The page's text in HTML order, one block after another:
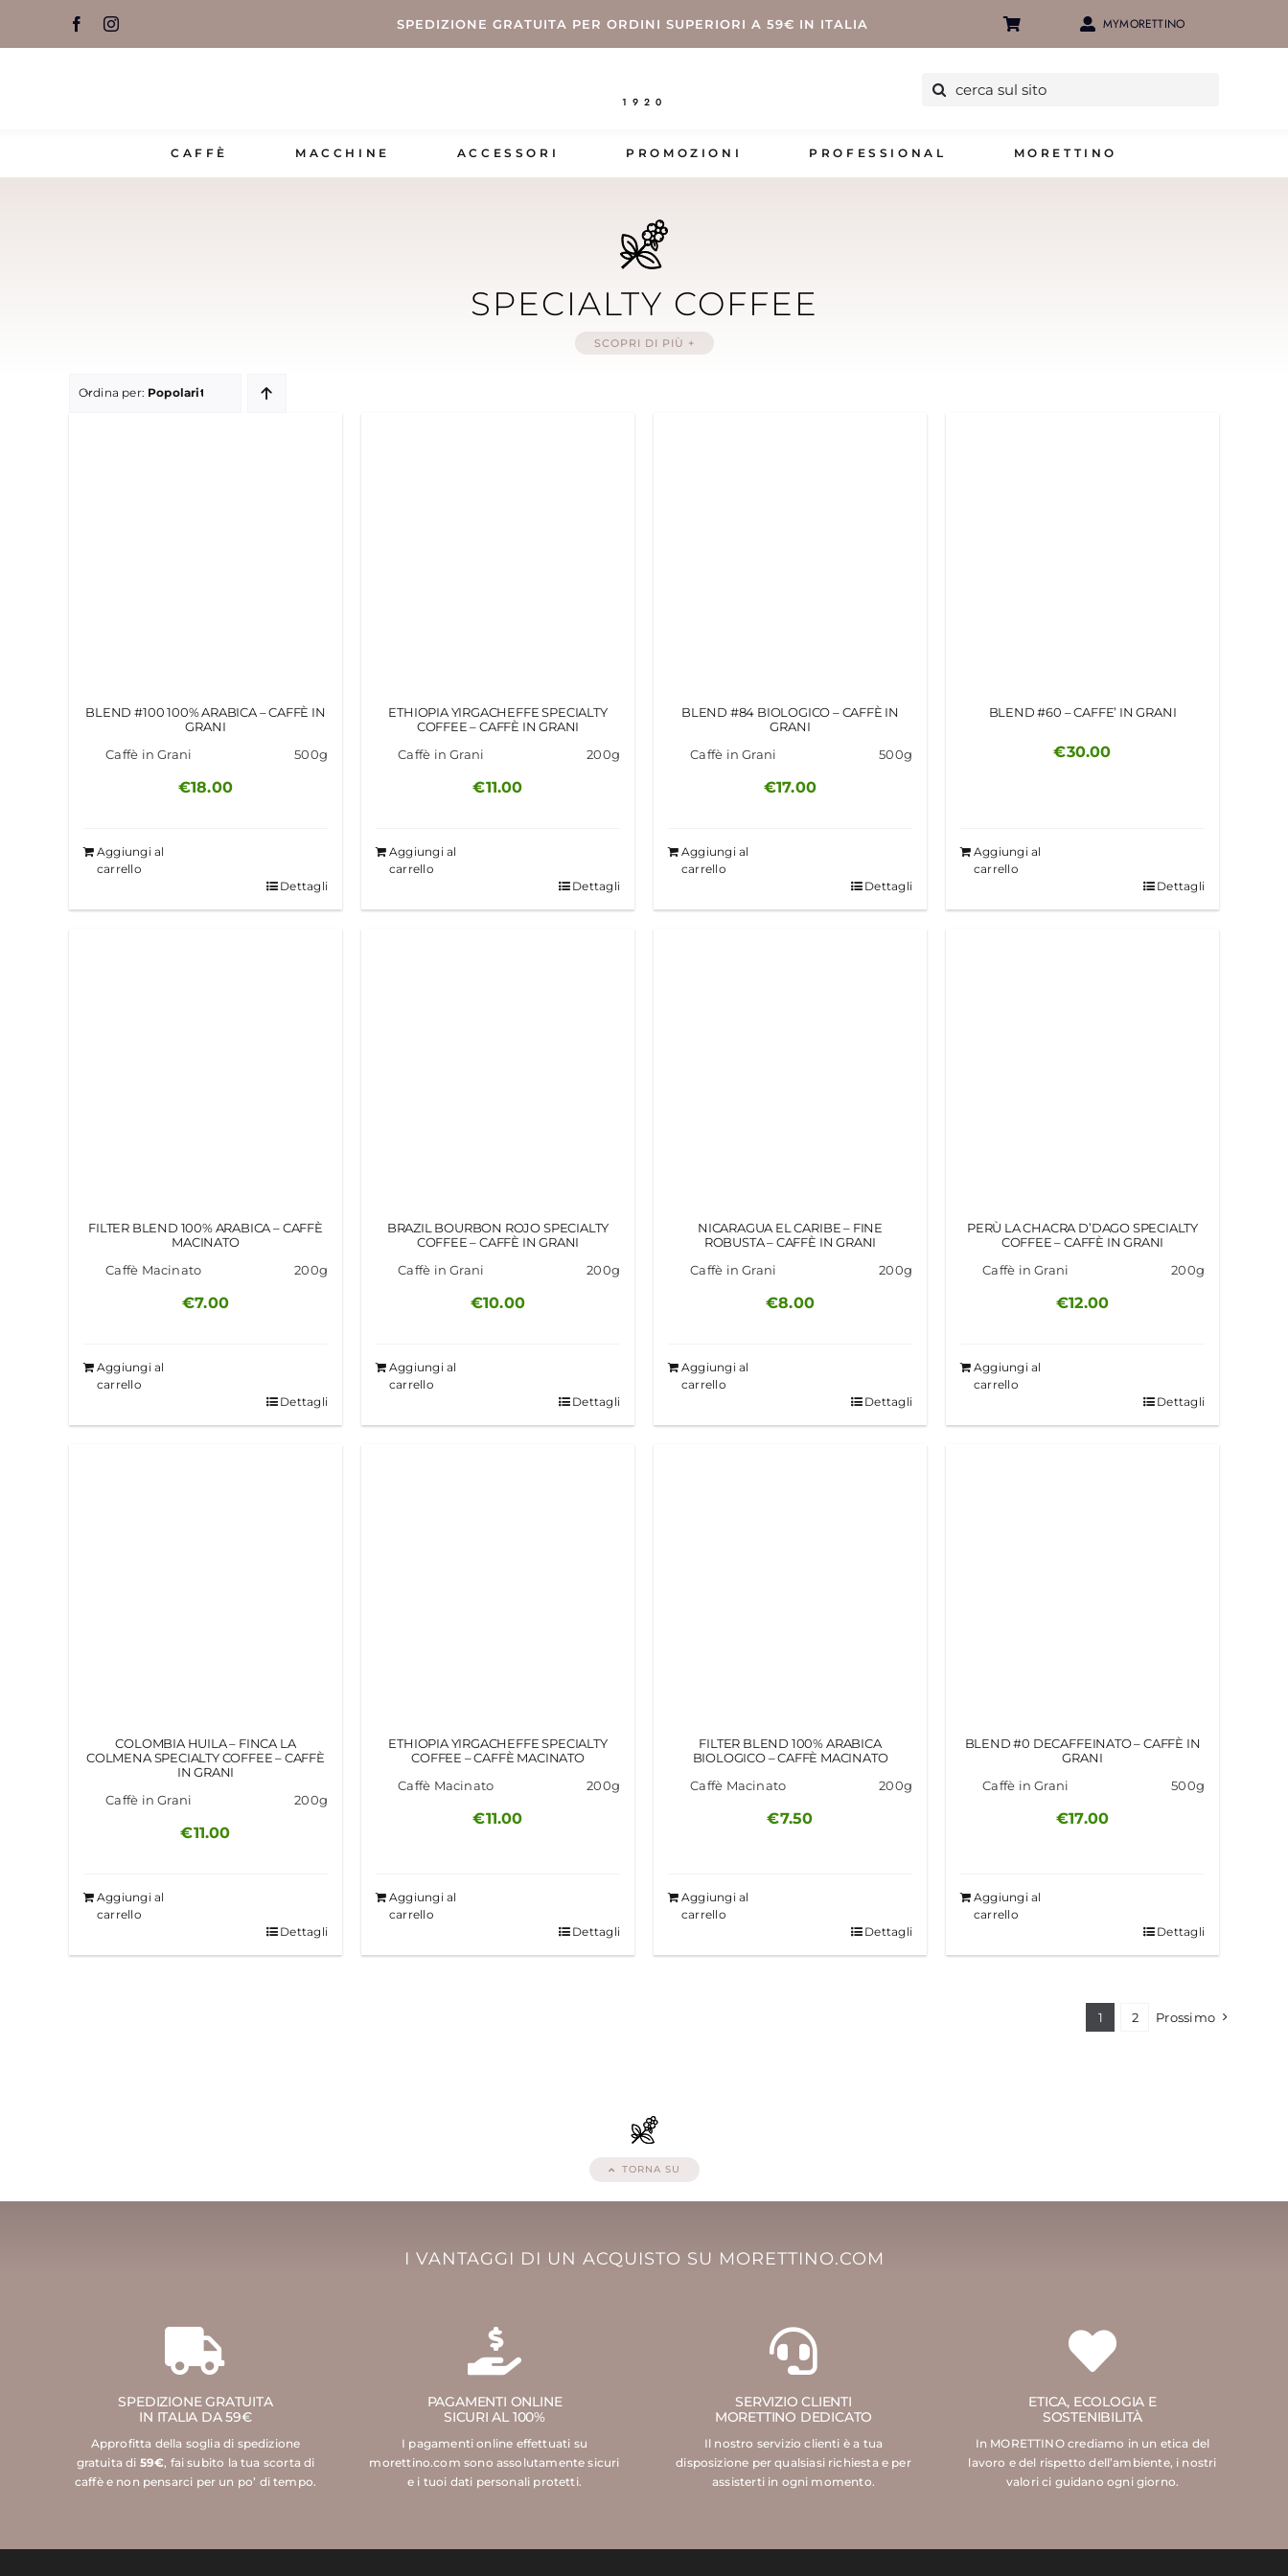
SPEDIZIONE GRATUITA PER ORDINI SUPERIORI A 59€ IN ITALIA MYMORETTINO
1920
Cerca
CAFFÈ MACCHINE ACCESSORI PROMOZIONI PROFESSIONAL MORETTINO
SPECIALTY COFFEE
SCOPRI DI PIÙ +
Ordina per: Popolarità
BLEND #100 100% ARABICA – CAFFÈ IN
GRANI
Caffè in Grani
500g
€18.00
Aggiungi al
carrello
Dettagli
ETHIOPIA YIRGACHEFFE SPECIALTY
COFFEE – CAFFÈ IN GRANI
Caffè in Grani
200g
€11.00
Aggiungi al
carrello
Dettagli
BLEND #84 BIOLOGICO – CAFFÈ IN
GRANI
Caffè in Grani
500g
€17.00
Aggiungi al
carrello
Dettagli
BLEND #60 – CAFFE’ IN GRANI
€30.00
Aggiungi al
carrello
Dettagli
FILTER BLEND 100% ARABICA – CAFFÈ
MACINATO
Caffè Macinato
200g
€7.00
Aggiungi al
carrello
Dettagli
BRAZIL BOURBON ROJO SPECIALTY
COFFEE – CAFFÈ IN GRANI
Caffè in Grani
200g
€10.00
Aggiungi al
carrello
Dettagli
NICARAGUA EL CARIBE – FINE
ROBUSTA – CAFFÈ IN GRANI
Caffè in Grani
200g
€8.00
Aggiungi al
carrello
Dettagli
PERÙ LA CHACRA D’DAGO SPECIALTY
COFFEE – CAFFÈ IN GRANI
Caffè in Grani
200g
€12.00
Aggiungi al
carrello
Dettagli
COLOMBIA HUILA – FINCA LA
COLMENA SPECIALTY COFFEE – CAFFÈ
IN GRANI
Caffè in Grani
200g
€11.00
Aggiungi al
carrello
Dettagli
ETHIOPIA YIRGACHEFFE SPECIALTY
COFFEE – CAFFÈ MACINATO
Caffè Macinato
200g
€11.00
Aggiungi al
carrello
Dettagli
FILTER BLEND 100% ARABICA
BIOLOGICO – CAFFÈ MACINATO
Caffè Macinato
200g
€7.50
Aggiungi al
carrello
Dettagli
BLEND #0 DECAFFEINATO – CAFFÈ IN
GRANI
Caffè in Grani
500g
€17.00
Aggiungi al
carrello
Dettagli
1 2 Prossimo
TORNA SU
I VANTAGGI DI UN ACQUISTO SU MORETTINO.COM
SPEDIZIONE GRATUITA
IN ITALIA DA 59€
Approfitta della soglia di spedizione
gratuita di 59€, fai subito la tua scorta di
caffè e non pensarci per un po’ di tempo.
PAGAMENTI ONLINE
SICURI AL 100%
I pagamenti online effettuati su
morettino.com sono assolutamente sicuri
e i tuoi dati personali protetti.
SERVIZIO CLIENTI
MORETTINO DEDICATO
Il nostro servizio clienti è a tua
disposizione per qualsiasi richiesta e per
assisterti in ogni momento.
ETICA, ECOLOGIA E
SOSTENIBILITÀ
In MORETTINO crediamo in un etica del
lavoro e del rispetto dell’ambiente, i nostri
valori ci guidano ogni giorno.